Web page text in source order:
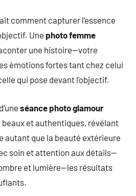
comment capturer l’essence
Une photo femme
une histoire—votre
émotions fortes tant chez celui
qui pose devant l’objectif.
séance photo glamour
et authentiques, révélant
autant que la beauté extérieure
soin et attention aux détails—
et lumière—les résultats